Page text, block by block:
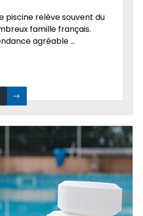
piscine relève souvent du
famille français.
agréable ...